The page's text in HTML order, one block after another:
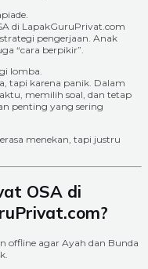
di LapakGuruPrivat.com
pengerjaan. Anak
“cara berpikir”.
lomba.
tapi karena panik. Dalam
memilih soal, dan tetap
penting yang sering
menekan, tapi justru
OSA di
offline agar Ayah dan Bunda